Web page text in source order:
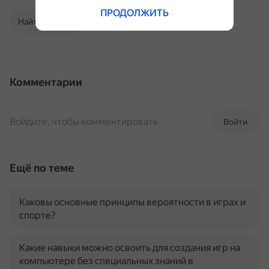
Найти в Поиске
Комментарии
Войти
Войдите, чтобы комментировать
Ещё по теме
Каковы основные принципы вероятности в играх и
спорте?
Какие навыки можно освоить для создания игр на
компьютере без специальных знаний в
ПРОДОЛЖИТЬ